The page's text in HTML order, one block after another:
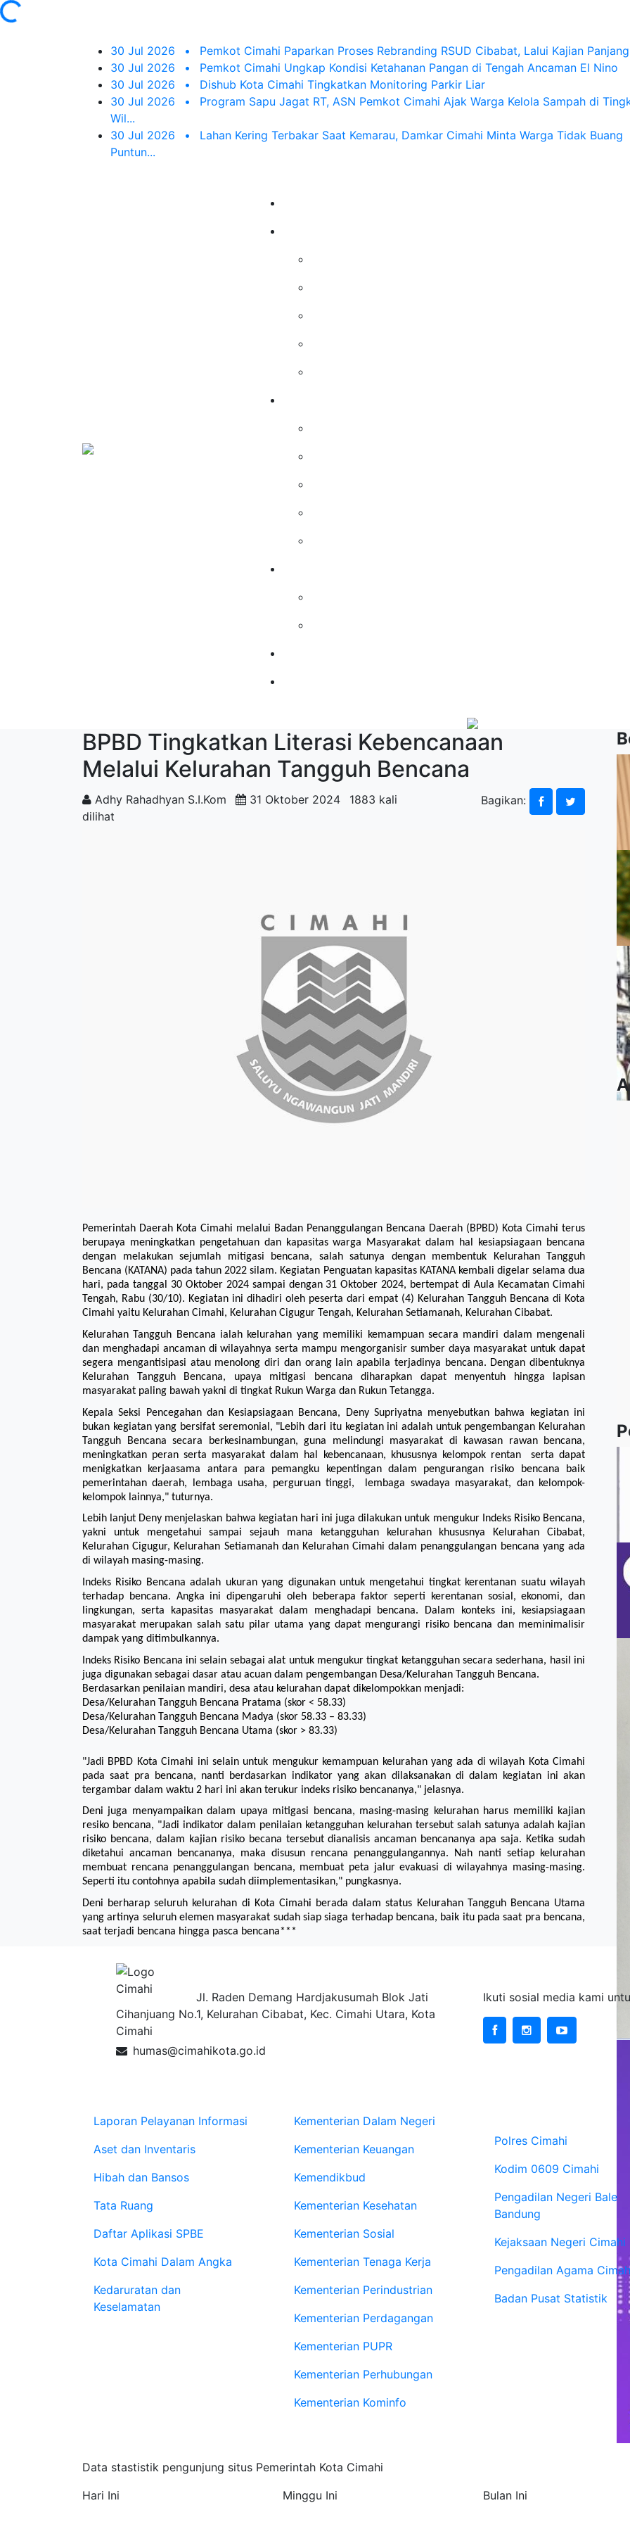
Loading...
30 Jul 2026 •
Pemkot Cimahi Paparkan Proses Rebranding RSUD Cibabat, Lalui Kajian
30 Jul 2026
•
Pemkot Cimahi Ungkap Kondisi Ketahanan Pangan di Tengah Ancaman El Nino
30 Jul 2026
•
Dishub Kota Cimahi Tingkatkan Monitoring Parkir Liar
30 Jul 2026
•
Program Sapu Jagat RT, ASN Pemkot Cimahi Ajak Warga Kelola Sampah di
Wil...
30 Jul 2026
•
Lahan Kering Terbakar Saat Kemarau, Damkar Cimahi Minta Warga Tidak Buang
Puntun...
BPBD Tingkatkan Literasi Kebencanaan
Melalui Kelurahan Tangguh Bencana
Adhy Rahadhyan S.I.Kom 31 Oktober 2024
1883 kali
dilihat
Bagikan:
Pemerintah Daerah Kota Cimahi melalui Badan Penanggulangan Bencana Daerah (BPBD) Kota Cimahi terus
berupaya meningkatkan pengetahuan dan kapasitas warga Masyarakat dalam hal kesiapsiagaan bencana
dengan melakukan sejumlah mitigasi bencana, salah satunya dengan membentuk Kelurahan Tangguh
Bencana (KATANA) pada tahun 2022 silam. Kegiatan Penguatan kapasitas KATANA kembali digelar selama dua
hari, pada tanggal 30 Oktober 2024 sampai dengan 31 Oktober 2024, bertempat di Aula Kecamatan Cimahi
Tengah, Rabu (30/10). Kegiatan ini dihadiri oleh peserta dari empat (4) Kelurahan Tangguh Bencana di Kota
Cimahi yaitu Kelurahan Cimahi, Kelurahan Cigugur Tengah, Kelurahan Setiamanah, Kelurahan Cibabat.
Kelurahan Tangguh Bencana ialah kelurahan yang memiliki kemampuan secara mandiri dalam mengenali
dan menghadapi ancaman di wilayahnya serta mampu mengorganisir sumber daya masyarakat untuk dapat
segera mengantisipasi atau menolong diri dan orang lain apabila terjadinya bencana. Dengan dibentuknya
Kelurahan Tangguh Bencana, upaya mitigasi bencana diharapkan dapat menyentuh hingga lapisan
masyarakat paling bawah yakni di tingkat Rukun Warga dan Rukun Tetangga.
Kepala Seksi Pencegahan dan Kesiapsiagaan Bencana, Deny Supriyatna menyebutkan bahwa kegiatan ini
bukan kegiatan yang bersifat seremonial, "Lebih dari itu kegiatan ini adalah untuk pengembangan Kelurahan
Tangguh Bencana secara berkesinambungan, guna melindungi masyarakat di kawasan rawan bencana,
meningkatkan peran serta masyarakat dalam hal kebencanaan, khususnya kelompok rentan serta dapat
menigkatkan kerjaasama antara para pemangku kepentingan dalam pengurangan risiko bencana baik
pemerintahan daerah, lembaga usaha, perguruan tinggi, lembaga swadaya masyarakat, dan kelompok-
kelompok lainnya," tuturnya.
Lebih lanjut Deny menjelaskan bahwa kegiatan hari ini juga dilakukan untuk mengukur Indeks Risiko Bencana,
yakni untuk mengetahui sampai sejauh mana ketangguhan kelurahan khususnya Kelurahan Cibabat,
Kelurahan Cigugur, Kelurahan Setiamanah dan Kelurahan Cimahi dalam penanggulangan bencana yang ada
di wilayah masing-masing.
Indeks Risiko Bencana adalah ukuran yang digunakan untuk mengetahui tingkat kerentanan suatu wilayah
terhadap bencana. Angka ini dipengaruhi oleh beberapa faktor seperti kerentanan sosial, ekonomi, dan
lingkungan, serta kapasitas masyarakat dalam menghadapi bencana. Dalam konteks ini, kesiapsiagaan
masyarakat merupakan salah satu pilar utama yang dapat mengurangi risiko bencana dan meminimalisir
dampak yang ditimbulkannya.
Indeks Risiko Bencana ini selain sebagai alat untuk mengukur tingkat ketangguhan secara sederhana, hasil ini
juga digunakan sebagai dasar atau acuan dalam pengembangan Desa/Kelurahan Tangguh Bencana.
Berdasarkan penilaian mandiri, desa atau kelurahan dapat dikelompokkan menjadi:
Desa/Kelurahan Tangguh Bencana Pratama (skor < 58.33)
Desa/Kelurahan Tangguh Bencana Madya (skor 58.33 – 83.33)
Desa/Kelurahan Tangguh Bencana Utama (skor > 83.33)
"Jadi BPBD Kota Cimahi ini selain untuk mengukur kemampuan kelurahan yang ada di wilayah Kota Cimahi
pada saat pra bencana, nanti berdasarkan indikator yang akan dilaksanakan di dalam kegiatan ini akan
tergambar dalam waktu 2 hari ini akan terukur indeks risiko bencananya," jelasnya.
Deni juga menyampaikan dalam upaya mitigasi bencana, masing-masing kelurahan harus memiliki kajian
resiko bencana, "Jadi indikator dalam penilaian ketangguhan kelurahan tersebut salah satunya adalah kajian
risiko bencana, dalam kajian risiko becana tersebut dianalisis ancaman bencananya apa saja. Ketika sudah
diketahui ancaman bencananya, maka disusun rencana penanggulangannya. Nah nanti setiap kelurahan
membuat rencana penanggulangan bencana, membuat peta jalur evakuasi di wilayahnya masing-masing.
Seperti itu contohnya apabila sudah diimplementasikan," pungkasnya.
Deni berharap seluruh kelurahan di Kota Cimahi berada dalam status Kelurahan Tangguh Bencana Utama
yang artinya seluruh elemen masyarakat sudah siap siaga terhadap bencana, baik itu pada saat pra bencana,
saat terjadi bencana hingga pasca bencana***
Jl. Raden Demang Hardjakusumah Blok Jati
Cihanjuang No.1, Kelurahan Cibabat, Kec. Cimahi Utara, Kota
Cimahi
humas@cimahikota.go.id
Ikuti sosial media kami
Laporan Pelayanan Informasi
Aset dan Inventaris
Hibah dan Bansos
Tata Ruang
Daftar Aplikasi SPBE
Kota Cimahi Dalam Angka
Kedaruratan dan
Keselamatan
Kementerian Dalam Negeri
Kementerian Keuangan
Kemendikbud
Kementerian Kesehatan
Kementerian Sosial
Kementerian Tenaga Kerja
Kementerian Perindustrian
Kementerian Perdagangan
Kementerian PUPR
Kementerian Perhubungan
Kementerian Kominfo
Polres Cimahi
Kodim 0609 Cimahi
Pengadilan Negeri Bale
Bandung
Kejaksaan Negeri Cimahi
Pengadilan Agama
Badan Pusat Statistik
Data stastistik pengunjung situs Pemerintah Kota Cimahi
Hari Ini
Minggu Ini Bulan Ini